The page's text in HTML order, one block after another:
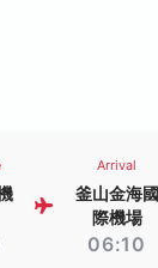
Arrival
釜山金海國
際機場
06:10